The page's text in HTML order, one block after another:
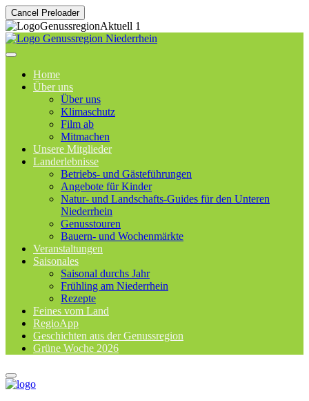
Cancel Preloader
Home
Über uns
Über uns
Klimaschutz
Film ab
Mitmachen
Unsere Mitglieder
Landerlebnisse
Betriebs- und Gästeführungen
Angebote für Kinder
Natur- und Landschafts-Guides für den Unteren
Niederrhein
Genusstouren
Bauern- und Wochenmärkte
Veranstaltungen
Saisonales
Saisonal durchs Jahr
Frühling am Niederrhein
Rezepte
Feines vom Land
RegioApp
Geschichten aus der Genussregion
Grüne Woche 2026